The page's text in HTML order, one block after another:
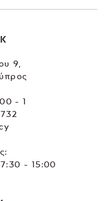
9,
- 1
- 15:00